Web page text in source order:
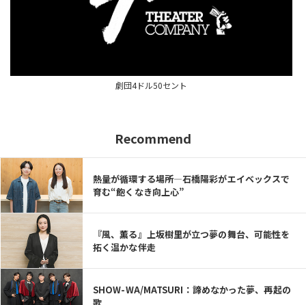
劇団4ドル50セント
Recommend
熱量が循環する場所—石橋陽彩がエイベックスで
育む“飽くなき向上心”
『風、薫る』上坂樹里が立つ夢の舞台、可能性を
拓く温かな伴走
SHOW-WA/MATSURI：諦めなかった夢、再起の
歌